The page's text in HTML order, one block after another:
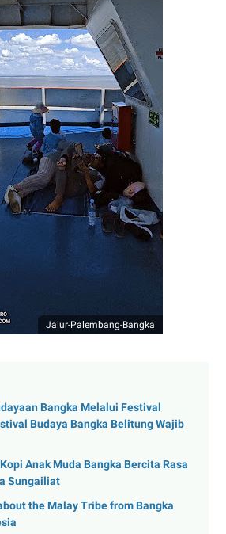
Jalur-Palembang-Bangka
Bangka Melalui Festival
Budaya Bangka Belitung Wajib
Anak Muda Bangka Bercita Rasa
Sungailiat
the Malay Tribe from Bangka